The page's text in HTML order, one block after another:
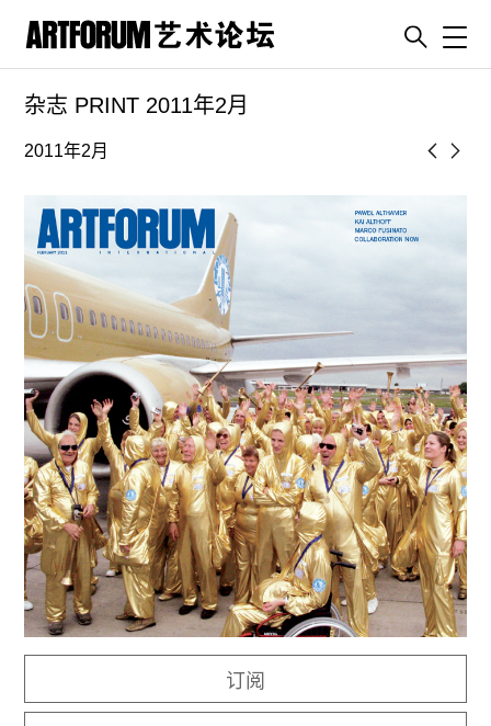
artguide
新闻
杂志
专栏
视频
ENGLISH
ART & EDUCATION
广告
订阅
往期内容
联系我们
关注我们
杂志 PRINT 2011年2月
2011年2月
订阅